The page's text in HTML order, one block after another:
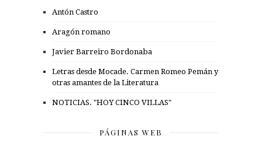
Antón Castro
Aragón romano
Javier Barreiro Bordonaba
Letras desde Mocade. Carmen Romeo Pemán y
otras amantes de la Literatura
NOTICIAS. "HOY CINCO VILLAS"
PÁGINAS WEB